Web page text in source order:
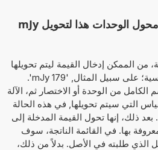
استخدم كامل وظائف محول الوحدات هذا لتحويل mJy
من الممكن إدخال القيمة ليتم تحويلها
معاً مع وحدة القياس الأساسية؛ على سبيل المثال, '179 mJy'.
من الوحدة أو الاختصار ثم، الآلة
التي سيتم تحويلها, في هذه الحالة
ذلك، إنها تحول القيمة المدخلة إلى
بها. في القائمة الناتجة، سوف
الذي طلبته في الأصل. بدلاً من ذلك،